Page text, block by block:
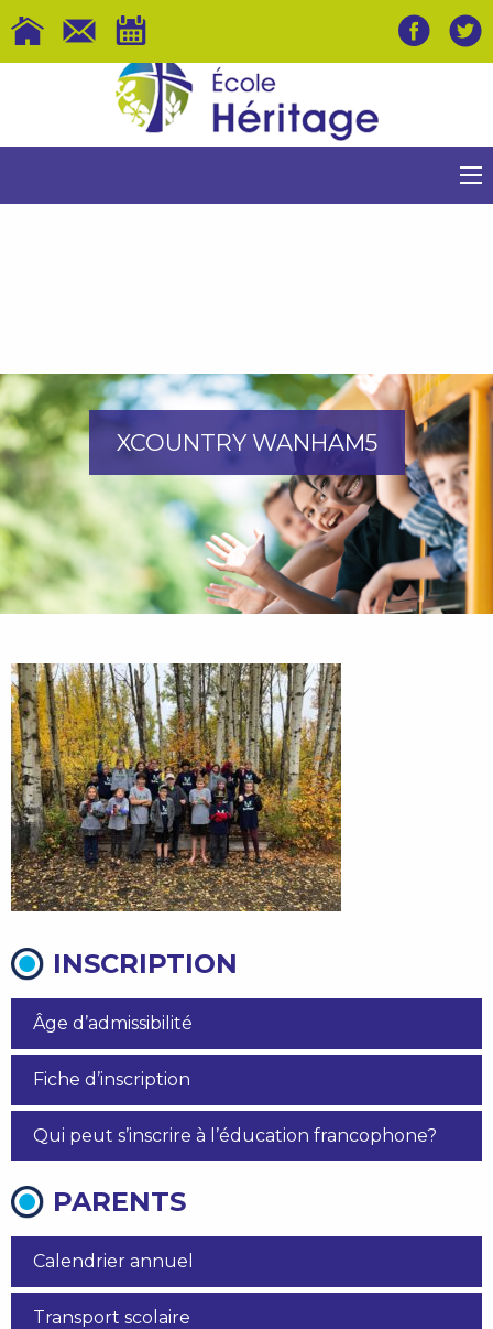
XCOUNTRY WANHAM5
INSCRIPTION
Âge d’admissibilité
Fiche d’inscription
Qui peut s’inscrire à l’éducation francophone?
PARENTS
Calendrier annuel
Transport scolaire